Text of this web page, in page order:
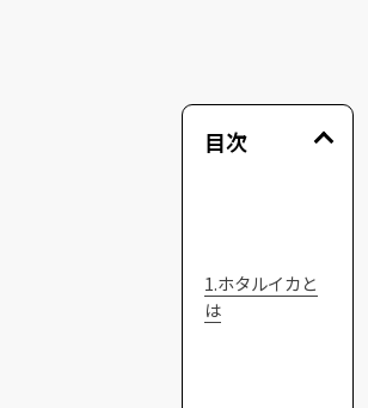
目次
1.ホタルイカと
は